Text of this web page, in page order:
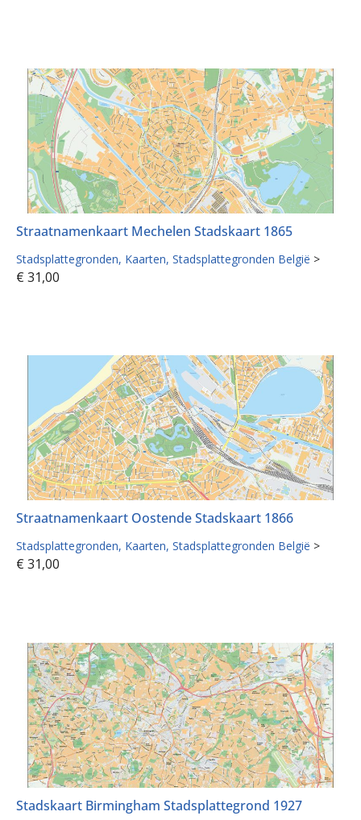
Straatnamenkaart Mechelen Stadskaart 1865
Stadsplattegronden Kaarten Stadsplattegronden België >
€ 31,00
Straatnamenkaart Oostende Stadskaart 1866
Stadsplattegronden Kaarten Stadsplattegronden België >
€ 31,00
Stadskaart Birmingham Stadsplattegrond 1927